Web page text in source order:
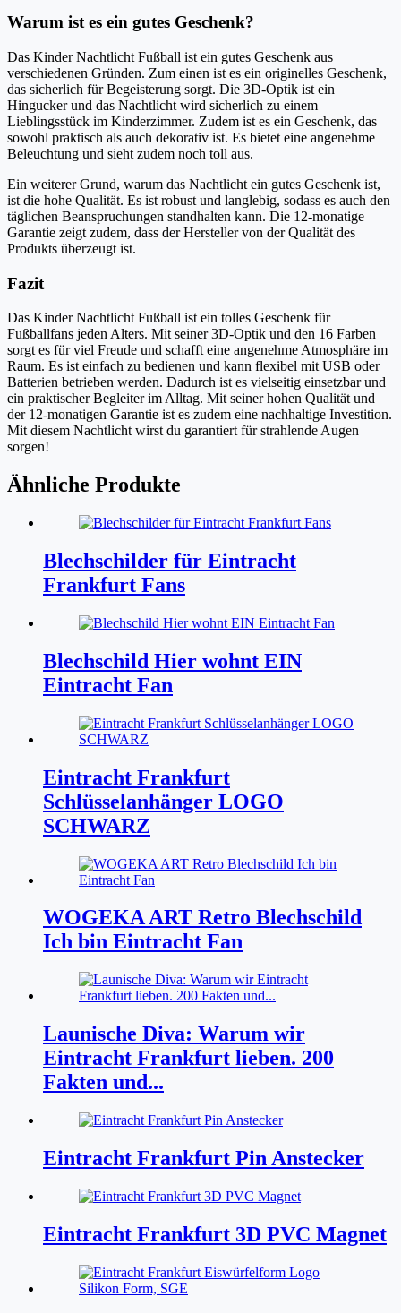
Warum ist es ein gutes Geschenk?
Das Kinder Nachtlicht Fußball ist ein gutes Geschenk aus
verschiedenen Gründen. Zum einen ist es ein originelles Geschenk,
das sicherlich für Begeisterung sorgt. Die 3D-Optik ist ein
Hingucker und das Nachtlicht wird sicherlich zu einem
Lieblingsstück im Kinderzimmer. Zudem ist es ein Geschenk, das
sowohl praktisch als auch dekorativ ist. Es bietet eine angenehme
Beleuchtung und sieht zudem noch toll aus.
Ein weiterer Grund, warum das Nachtlicht ein gutes Geschenk ist,
ist die hohe Qualität. Es ist robust und langlebig, sodass es auch den
täglichen Beanspruchungen standhalten kann. Die 12-monatige
Garantie zeigt zudem, dass der Hersteller von der Qualität des
Produkts überzeugt ist.
Fazit
Das Kinder Nachtlicht Fußball ist ein tolles Geschenk für
Fußballfans jeden Alters. Mit seiner 3D-Optik und den 16 Farben
sorgt es für viel Freude und schafft eine angenehme Atmosphäre im
Raum. Es ist einfach zu bedienen und kann flexibel mit USB oder
Batterien betrieben werden. Dadurch ist es vielseitig einsetzbar und
ein praktischer Begleiter im Alltag. Mit seiner hohen Qualität und
der 12-monatigen Garantie ist es zudem eine nachhaltige Investition.
Mit diesem Nachtlicht wirst du garantiert für strahlende Augen
sorgen!
Ähnliche Produkte
Blechschilder für Eintracht
Frankfurt Fans
Blechschild Hier wohnt EIN
Eintracht Fan
Eintracht Frankfurt
Schlüsselanhänger LOGO
SCHWARZ
WOGEKA ART Retro Blechschild
Ich bin Eintracht Fan
Launische Diva: Warum wir
Eintracht Frankfurt lieben. 200
Fakten und...
Eintracht Frankfurt Pin Anstecker
Eintracht Frankfurt 3D PVC Magnet